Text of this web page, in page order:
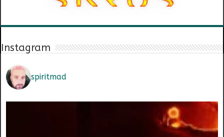
Instagram
spiritmad